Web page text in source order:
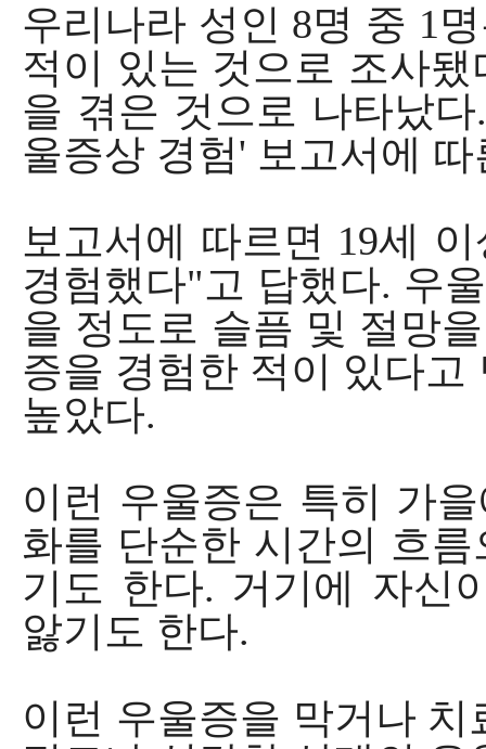
우리나라 성인 8명 중 1
적이 있는 것으로 조사
을 겪은 것으로 나타났
울증상 경험' 보고서에
보고서에 따르면 19세
경험했다"고 답했다. 우
을 정도로 슬픔 및 절망
증을 경험한 적이 있다고
높았다.
이런 우울증은 특히 가
화를 단순한 시간의 흐
기도 한다. 거기에 자신
앓기도 한다.
이런 우울증을 막거나